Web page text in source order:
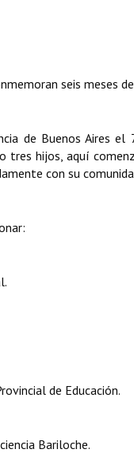
seis meses
de Buenos Aires
tres hijos, aquí
con su
de Educación.
Bariloche.